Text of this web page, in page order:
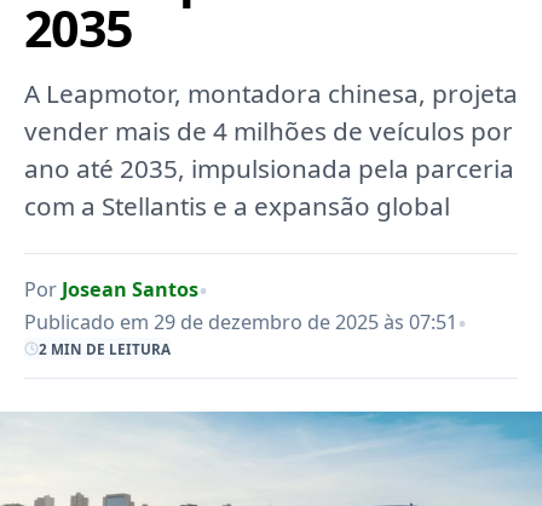
2035
A Leapmotor, montadora chinesa, projeta
vender mais de 4 milhões de veículos por
ano até 2035, impulsionada pela parceria
com a Stellantis e a expansão global
Por Josean Santos•
Publicado em 29 de dezembro de 2025 às 07:51 •
2 MIN DE LEITURA